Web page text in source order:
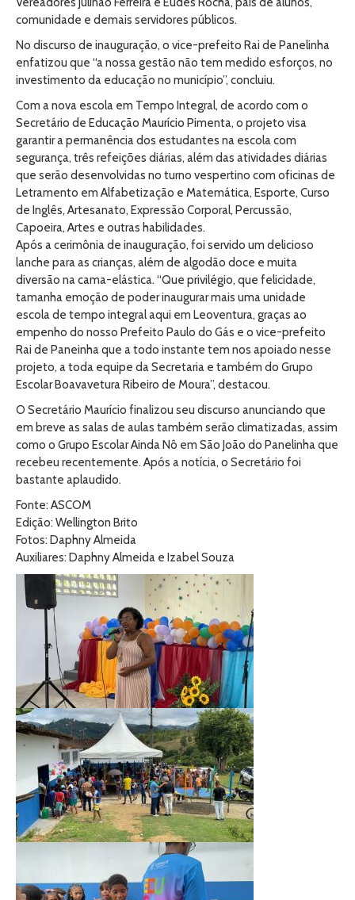
comunidade e demais servidores públicos.
No discurso de inauguração, o vice-prefeito Rai de Panelinha
enfatizou que “a nossa gestão não tem medido esforços, no
investimento da educação no município”, concluiu.
Com a nova escola em Tempo Integral, de acordo com o
Secretário de Educação Maurício Pimenta, o projeto visa
garantir a permanência dos estudantes na escola com
segurança, três refeições diárias, além das atividades diárias
que serão desenvolvidas no turno vespertino com oficinas de
Letramento em Alfabetização e Matemática, Esporte, Curso
de Inglês, Artesanato, Expressão Corporal, Percussão,
Capoeira, Artes e outras habilidades.
Após a cerimônia de inauguração, foi servido um delicioso
lanche para as crianças, além de algodão doce e muita
diversão na cama-elástica. “Que privilégio, que felicidade,
tamanha emoção de poder inaugurar mais uma unidade
escola de tempo integral aqui em Leoventura, graças ao
empenho do nosso Prefeito Paulo do Gás e o vice-prefeito
Rai de Paneinha que a todo instante tem nos apoiado nesse
projeto, a toda equipe da Secretaria e também do Grupo
Escolar Boavavetura Ribeiro de Moura”, destacou.
O Secretário Maurício finalizou seu discurso anunciando que
em breve as salas de aulas também serão climatizadas, assim
como o Grupo Escolar Ainda Nô em São João do Panelinha que
recebeu recentemente. Após a notícia, o Secretário foi
bastante aplaudido.
Fonte: ASCOM
Edição: Wellington Brito
Fotos: Daphny Almeida
Auxiliares: Daphny Almeida e Izabel Souza